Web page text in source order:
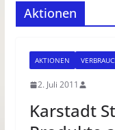
Aktionen
AKTIONEN
2. Juli 2011
Karstadt